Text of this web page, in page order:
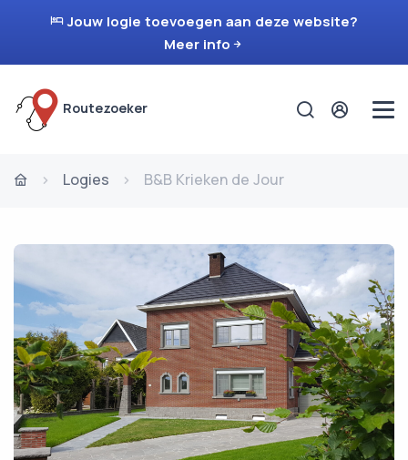
Jouw logie toevoegen aan deze website?
Meer info
Routezoeker
Logies B&B Krieken de Jour